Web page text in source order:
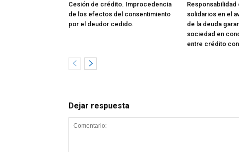
Cesión de crédito. Improcedencia
de los efectos del consentimiento
por el deudor cedido.
solidarios en el
de la deuda
sociedad en
entre crédito
Dejar respuesta